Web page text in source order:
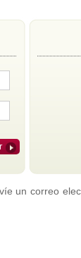
un correo